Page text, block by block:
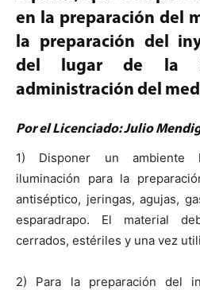
en la preparación del
la preparación del
del lugar de la
administración del
Por el Licenciado: Julio
1) Disponer un ambiente
iluminación para la
antiséptico, jeringas, agujas,
esparadrapo. El material
cerrados, estériles y una vez
2) Para la preparación del